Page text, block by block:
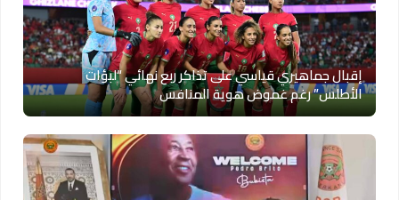
إقبال جماهيري قياسي على تذاكر ربع نهائي “لبؤات
الأطلس” رغم غموض هوية المنافس